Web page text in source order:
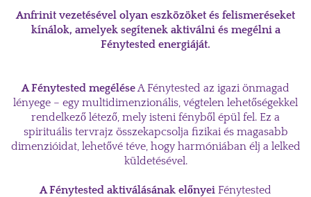
Anfrinit vezetésével olyan eszközöket és felismeréseket
kínálok, amelyek segítenek aktiválni és megélni a
Fénytested energiáját.
A Fénytested megélése A Fénytested az igazi önmagad
lényege – egy multidimenzionális, végtelen lehetőségekkel
rendelkező létező, mely isteni fényből épül fel. Ez a
spirituális tervrajz összekapcsolja fizikai és magasabb
dimenzióidat, lehetővé téve, hogy harmóniában élj a lelked
küldetésével.
A Fénytested aktiválásának előnyei Fénytested